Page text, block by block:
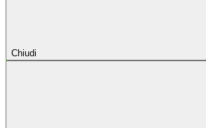
Chiudi